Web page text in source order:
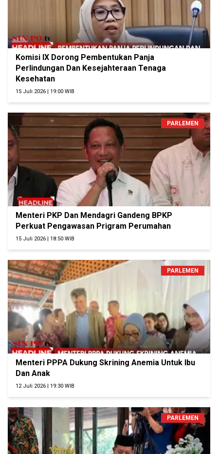
Komisi IX Dorong Pembentukan Panja
Perlindungan Dan Kesejahteraan Tenaga
Kesehatan
15 Juli 2026 | 19:00 WIB
PARLEMEN
Menteri PKP Dan Mendagri Gandeng BPKP
Perkuat Pengawasan Prigram Perumahan
15 Juli 2026 | 18:50 WIB
PARLEMEN
Menteri PPPA Dukung Skrining Anemia Untuk Ibu
Dan Anak
12 Juli 2026 | 19:30 WIB
PARLEMEN